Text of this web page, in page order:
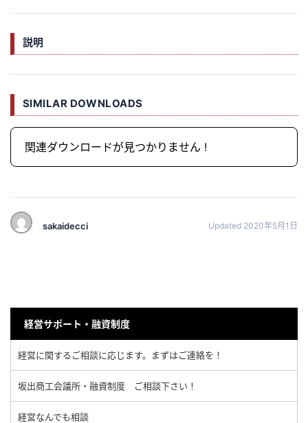
説明
SIMILAR DOWNLOADS
関連ダウンロードが見つかりません !
sakaidecci Updated 2020年5月1日
経営サポート・融資制度
経営に関するご相談に応じます。まずはご連絡を！
坂出商工会議所・融資制度 ご相談下さい！
経営なんでも相談